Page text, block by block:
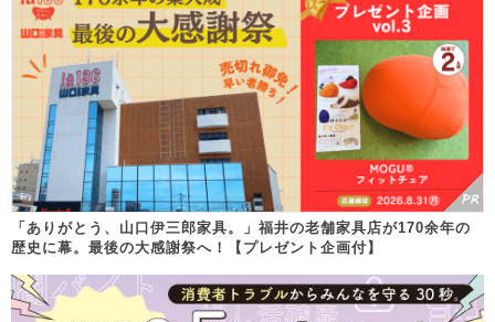
「ありがとう、山口伊三郎家具。」福井の老舗家具店が170余年の
歴史に幕。最後の大感謝祭へ！【プレゼント企画付】